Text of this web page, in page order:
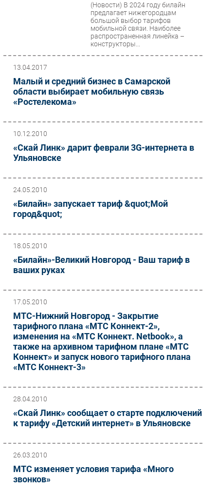
(Новости) В 2024 году билайн
предлагает нижегородцам
большой выбор тарифов
мобильной связи. Наиболее
распространенная линейка –
конструкторы...
13.04.2017
Малый и средний бизнес в Самарской
области выбирает мобильную связь
«Ростелекома»
10.12.2010
«Скай Линк» дарит феврали 3G-интернета в
Ульяновске
24.05.2010
«Билайн» запускает тариф &quot;Мой
город&quot;
18.05.2010
«Билайн»-Великий Новгород - Ваш тариф в
ваших руках
17.05.2010
МТС-Нижний Новгород - Закрытие
тарифного плана «МТС Коннект-2»,
изменения на «МТС Коннект. Netbook», а
также на архивном тарифном плане «МТС
Коннект» и запуск нового тарифного плана
«МТС Коннект-3»
28.04.2010
«Скай Линк» сообщает о старте подключений
к тарифу «Детский интернет» в Ульяновске
26.03.2010
МТС изменяет условия тарифа «Много
звонков»